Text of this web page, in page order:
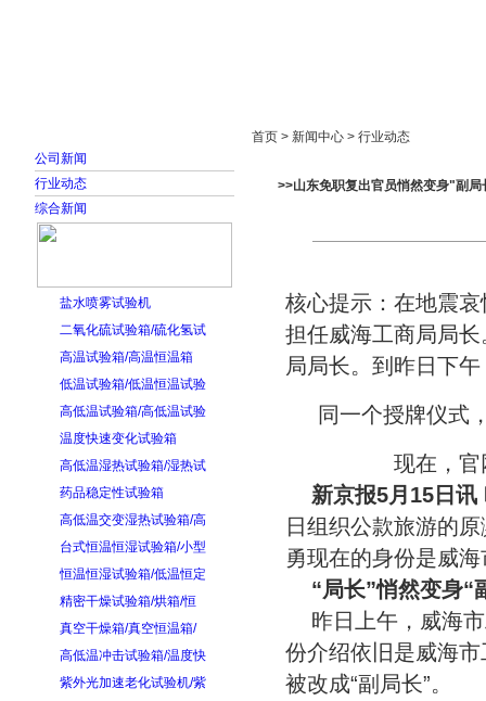
公司新闻
行业动态
综合新闻
盐水喷雾试验机
二氧化硫试验箱/硫化氢试
高温试验箱/高温恒温箱
低温试验箱/低温恒温试验
高低温试验箱/高低温试验
温度快速变化试验箱
高低温湿热试验箱/湿热试
药品稳定性试验箱
高低温交变湿热试验箱/高
台式恒温恒湿试验箱/小型
恒温恒湿试验箱/低温恒定
精密干燥试验箱/烘箱/恒
真空干燥箱/真空恒温箱/
高低温冲击试验箱/温度快
紫外光加速老化试验机/紫
首页 > 新闻中心 > 行业动态
>>山东免职复出官员悄然变身"副局
核心提示：在地震
担任威海工商局局
局局长。到昨日下
同一个授牌仪式
现在，官
新京报5月15日讯
日组织公款旅游的
勇现在的身份是威
“局长”悄然变身“
昨日上午，威海
份介绍依旧是威海
被改成“副局长”。